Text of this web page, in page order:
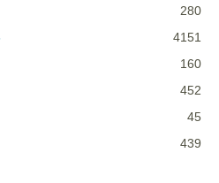
280
4151
160
452
45
439